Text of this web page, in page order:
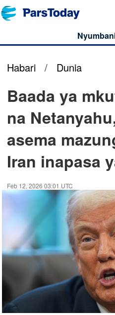
Habari / Dunia
Baada ya
na
asema
Iran inapasa
Feb 12, 2026 03:01 UTC